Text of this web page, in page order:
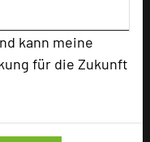
kann meine
für die Zukunft